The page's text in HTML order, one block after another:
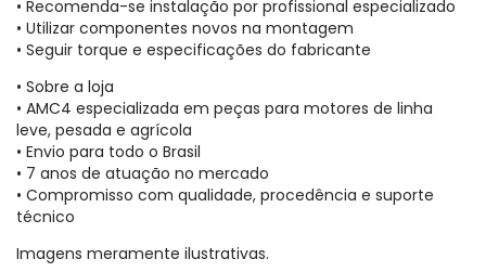
• Recomenda-se instalação por profissional especializado
• Utilizar componentes novos na montagem
• Seguir torque e especificações do fabricante
• Sobre a loja
• AMC4 especializada em peças para motores de linha
leve, pesada e agrícola
• Envio para todo o Brasil
• 7 anos de atuação no mercado
• Compromisso com qualidade, procedência e suporte
técnico
Imagens meramente ilustrativas.